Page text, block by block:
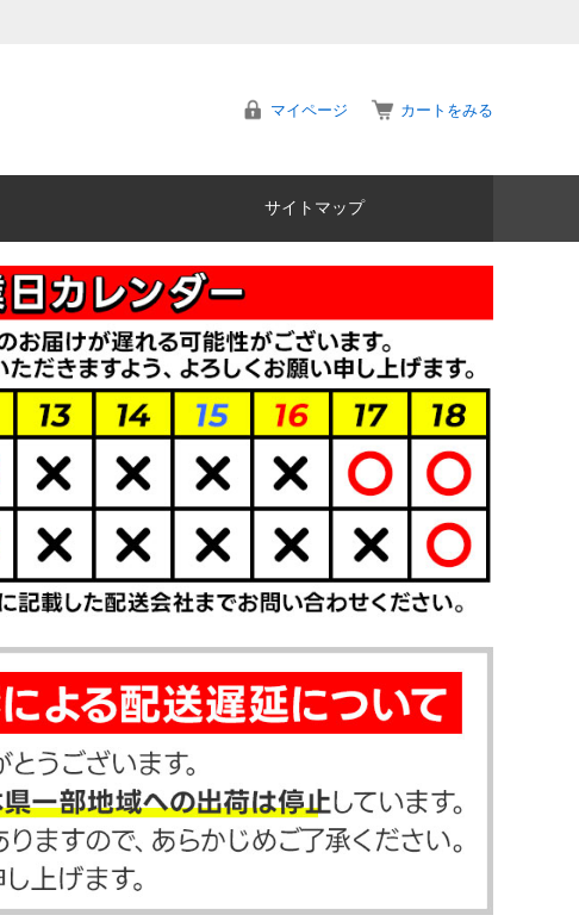
マイページ カートをみる
サイトマップ